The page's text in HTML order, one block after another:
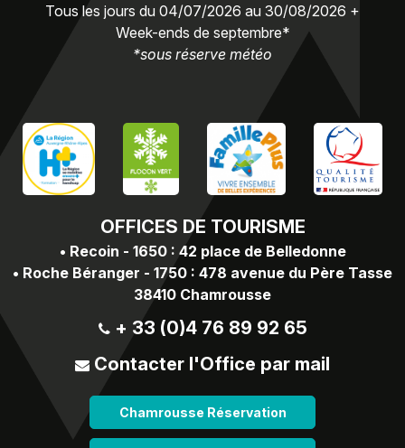
OFFICES DE TOURISME
• Recoin - 1650 : 42 place de Belledonne
• Roche Béranger - 1750 : 478 avenue du Père Tasse
38410 Chamrousse
+ 33 (0)4 76 89 92 65
Contacter l'Office par mail
Chamrousse Réservation
Tous les jours du 04/07/2026 au 30/08/2026 +
Week-ends de septembre*
*sous réserve météo